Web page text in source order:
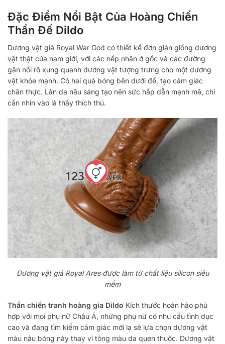
Đặc Điểm Nổi Bật Của Hoàng Chiến
Thần Đế Dildo
Dương vật giả Royal War God có thiết kế đơn giản giống dương
vật thật của nam giới, với các nếp nhăn ở gốc và các đường
gân nổi rõ xung quanh dương vật tượng trưng cho một dương
vật khỏe mạnh. Có hai quả bóng bên dưới đế, tạo cảm giác
chân thực. Làn da nâu sáng tạo nên sức hấp dẫn mạnh mẽ, chỉ
cần nhìn vào là thấy thích thú.
Dương vật giả Royal Ares được làm từ chất liệu silicon siêu
mềm
Thần chiến tranh hoàng gia Dildo Kích thước hoàn hảo phù
hợp với mọi phụ nữ Châu Á, những phụ nữ có nhu cầu tình dục
cao và đang tìm kiếm cảm giác mới lạ sẽ lựa chọn dương vật
màu nâu bóng này thay vì tông màu da quen thuộc. Dương vật